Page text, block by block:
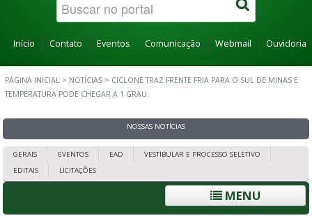
Início Contato Eventos Comunicação Webmail Ouvidoria
PÁGINA INICIAL > NOTÍCIAS > CICLONE TRAZ FRENTE FRIA PARA O SUL DE MINAS E
TEMPERATURA PODE CHEGAR A 1 GRAU.
NOSSAS NOTÍCIAS
GERAIS EVENTOS EAD
VESTIBULAR E PROCESSO SELETIVO
EDITAIS
LICITAÇÕES
MENU